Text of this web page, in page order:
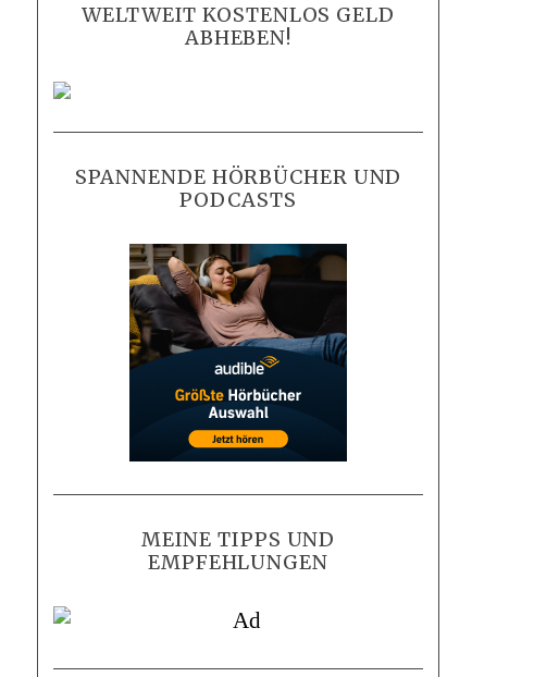
WELTWEIT KOSTENLOS GELD
ABHEBEN!
SPANNENDE HÖRBÜCHER UND
PODCASTS
MEINE TIPPS UND
EMPFEHLUNGEN